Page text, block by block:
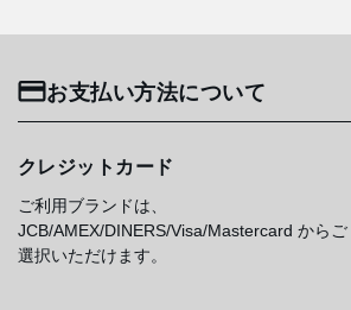
お支払い方法について
クレジットカード
ご利用ブランドは、
JCB/AMEX/DINERS/Visa/Mastercard からご
選択いただけます。